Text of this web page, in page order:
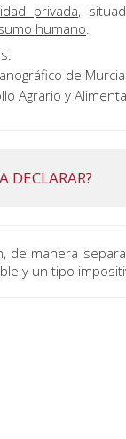
privada,
humano.
de
Agrario y
DECLARAR?
de manera
y un tipo